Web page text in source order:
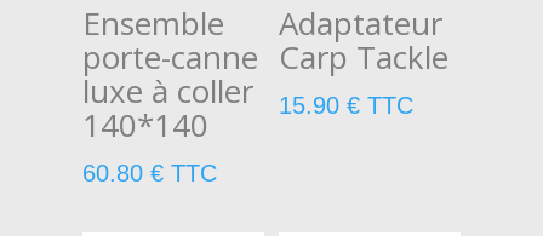
Ensemble
porte-canne
luxe à coller
140*140
60.80 € TTC
Adaptateur
Carp Tackle
15.90€ TTC